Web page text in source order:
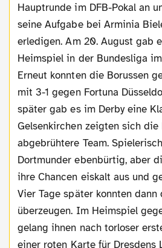
Hauptrunde im DFB-Pokal an
seine Aufgabe bei Arminia
erledigen. Am 20. August gab
Heimspiel in der Bundesliga
Erneut konnten die Borussen
mit 3-1 gegen Fortuna
später gab es im Derby eine
Gelsenkirchen zeigten sich die
abgebrühtere Team.
Dortmunder ebenbürtig, aber
ihre Chancen eiskalt aus und
Vier Tage später konnten dann
überzeugen. Im Heimspiel
gelang ihnen nach torloser
einer roten Karte für Dresdens